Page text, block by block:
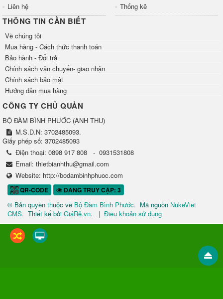
Liên hệ
Thống kê
THÔNG TIN CẦN BIẾT
Về chúng tôi
Mua hàng - Cách thức thanh toán
Bảo hành - Đổi trả
Chính sách vận chuyển- giao nhận
Chính sách bảo mật
Hướng dẫn mua hàng
CÔNG TY CHỦ QUẢN
BỘ ĐÀM BÌNH PHƯỚC (ANH THU)
M.S.D.N: 3702485093.
Giấy phép số: 3702485093
Điện thoại: 0898 917 808 - 0931531808
Email: thietbianhthu@gmail.com
Website: http://bodambinhphuoc.com
QR-CODE ĐANG TRUY CẬP: 3
© Bản quyền thuộc về Bộ Đàm Bình Phước. Mã nguồn NukeViet
CMS. Thiết kế bởi GiáRẻ.vn. | Điều khoản sử dụng